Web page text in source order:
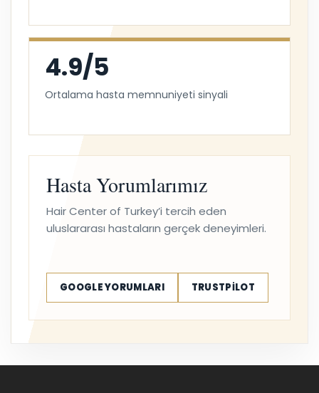
4.9/5
Ortalama hasta memnuniyeti sinyali
Hasta Yorumlarımız
Hair Center of Turkey’i tercih eden
uluslararası hastaların gerçek deneyimleri.
GOOGLE YORUMLARI TRUSTPILOT